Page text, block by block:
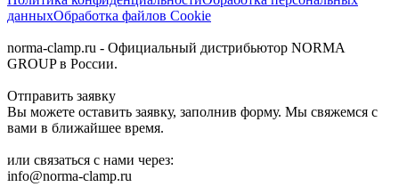
данныхОбработка файлов Cookie
norma-clamp.ru - Официальный дистрибьютор NORMA
GROUP в России.
Отправить заявку
Вы можете оставить заявку, заполнив форму. Мы свяжемся с
вами в ближайшее время.
или связаться с нами через:
info@norma-clamp.ru